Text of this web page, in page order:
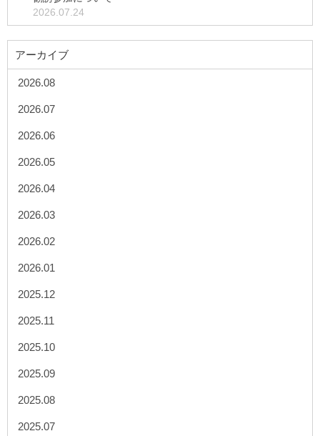
2026.07.24
アーカイブ
2026.08
2026.07
2026.06
2026.05
2026.04
2026.03
2026.02
2026.01
2025.12
2025.11
2025.10
2025.09
2025.08
2025.07